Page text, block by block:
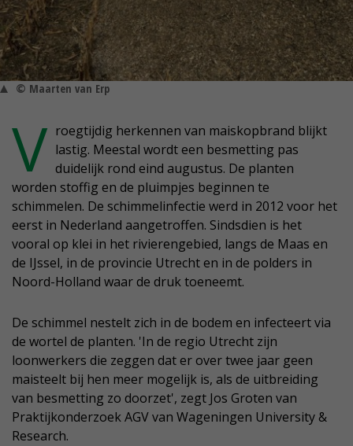
© Maarten van Erp
V roegtijdig herkennen van maiskopbrand blijkt
lastig. Meestal wordt een besmetting pas
duidelijk rond eind augustus. De planten
worden stoffig en de pluimpjes beginnen te
schimmelen. De schimmelinfectie werd in 2012 voor het
eerst in Nederland aangetroffen. Sindsdien is het
vooral op klei in het rivierengebied, langs de Maas en
de IJssel, in de provincie Utrecht en in de polders in
Noord-Holland waar de druk toeneemt.
De schimmel nestelt zich in de bodem en infecteert via
de wortel de planten. 'In de regio Utrecht zijn
loonwerkers die zeggen dat er over twee jaar geen
maisteelt bij hen meer mogelijk is, als de uitbreiding
van besmetting zo doorzet', zegt Jos Groten van
Praktijkonderzoek AGV van Wageningen University &
Research.